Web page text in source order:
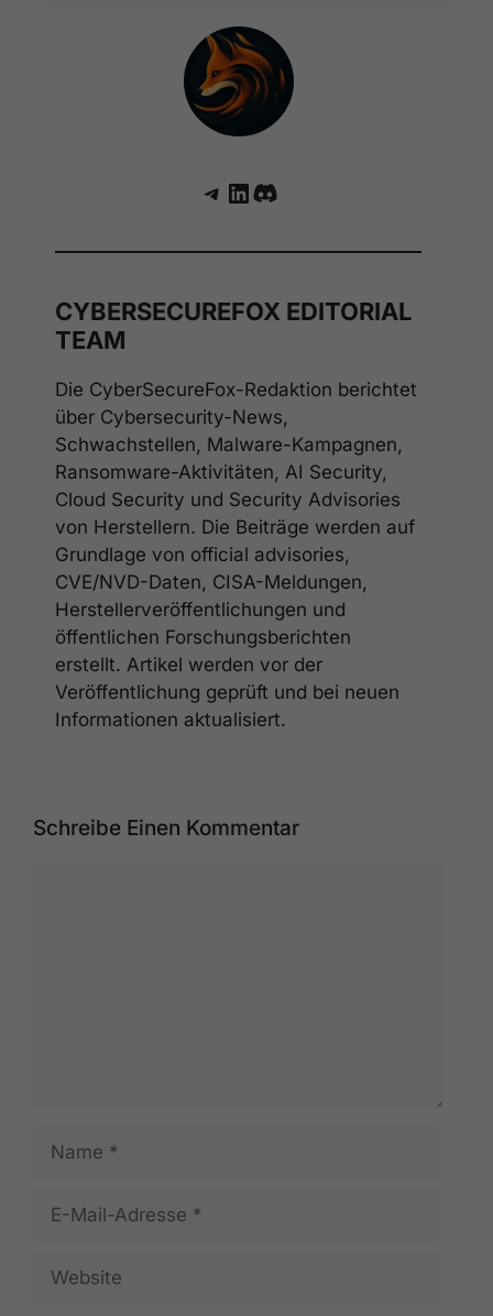
Telegram
LinkedIn
Discord
CYBERSECUREFOX EDITORIAL
TEAM
Die CyberSecureFox-Redaktion berichtet
über Cybersecurity-News,
Schwachstellen, Malware-Kampagnen,
Ransomware-Aktivitäten, AI Security,
Cloud Security und Security Advisories
von Herstellern. Die Beiträge werden auf
Grundlage von official advisories,
CVE/NVD-Daten, CISA-Meldungen,
Herstellerveröffentlichungen und
öffentlichen Forschungsberichten
erstellt. Artikel werden vor der
Veröffentlichung geprüft und bei neuen
Informationen aktualisiert.
Schreibe Einen Kommentar
Website